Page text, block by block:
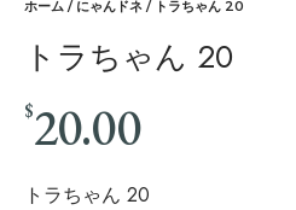
ホーム / にゃんドネ / トラちゃん 20
トラちゃん 20
$20.00
トラちゃん 20